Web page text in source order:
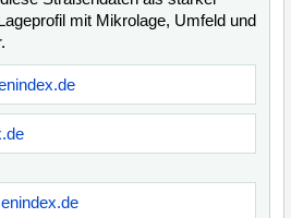
mit Mikrolage, Umfeld und